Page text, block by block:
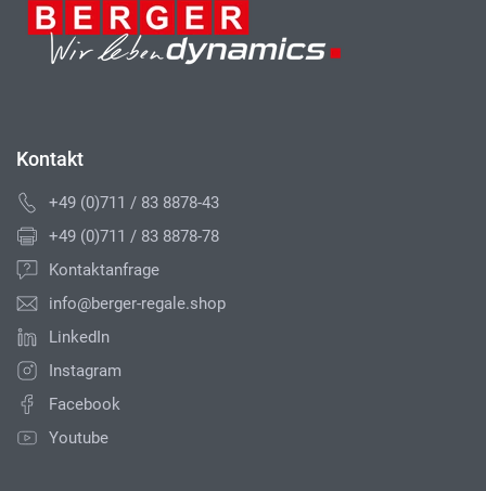
Kontakt
+49 (0)711 / 83 8878-43
+49 (0)711 / 83 8878-78
Kontaktanfrage
info@berger-regale.shop
LinkedIn
Instagram
Facebook
Youtube